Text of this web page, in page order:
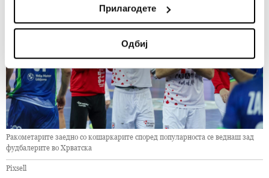
Identify your device by actively scanning it for
specific characteristics (fingerprinting)
Find out more about how your personal data is processed
and set your preferences in the
details section.
Заедничките ракувачи се HD-WIN ARENA SPORT
d.o.o. иПертнери . Повеќе за податоците кои ги
обработуваме како и за вашите права прочитајте во
нашатаПолитика на приватност
други слични технологии воПолитиката на
Прилагодете
Одбиј
Ракометарите заедно со кошаркарите според популарноста се веднаш зад
фудбалерите во Хрватска
Pixsell